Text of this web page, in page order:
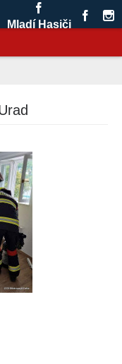
Mladí Hasiči